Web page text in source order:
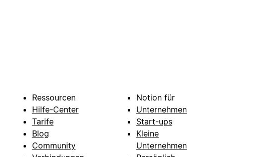
Ressourcen
Hilfe-Center
Tarife
Blog
Community
Notion für
Unternehmen
Start-ups
Kleine
Unternehmen